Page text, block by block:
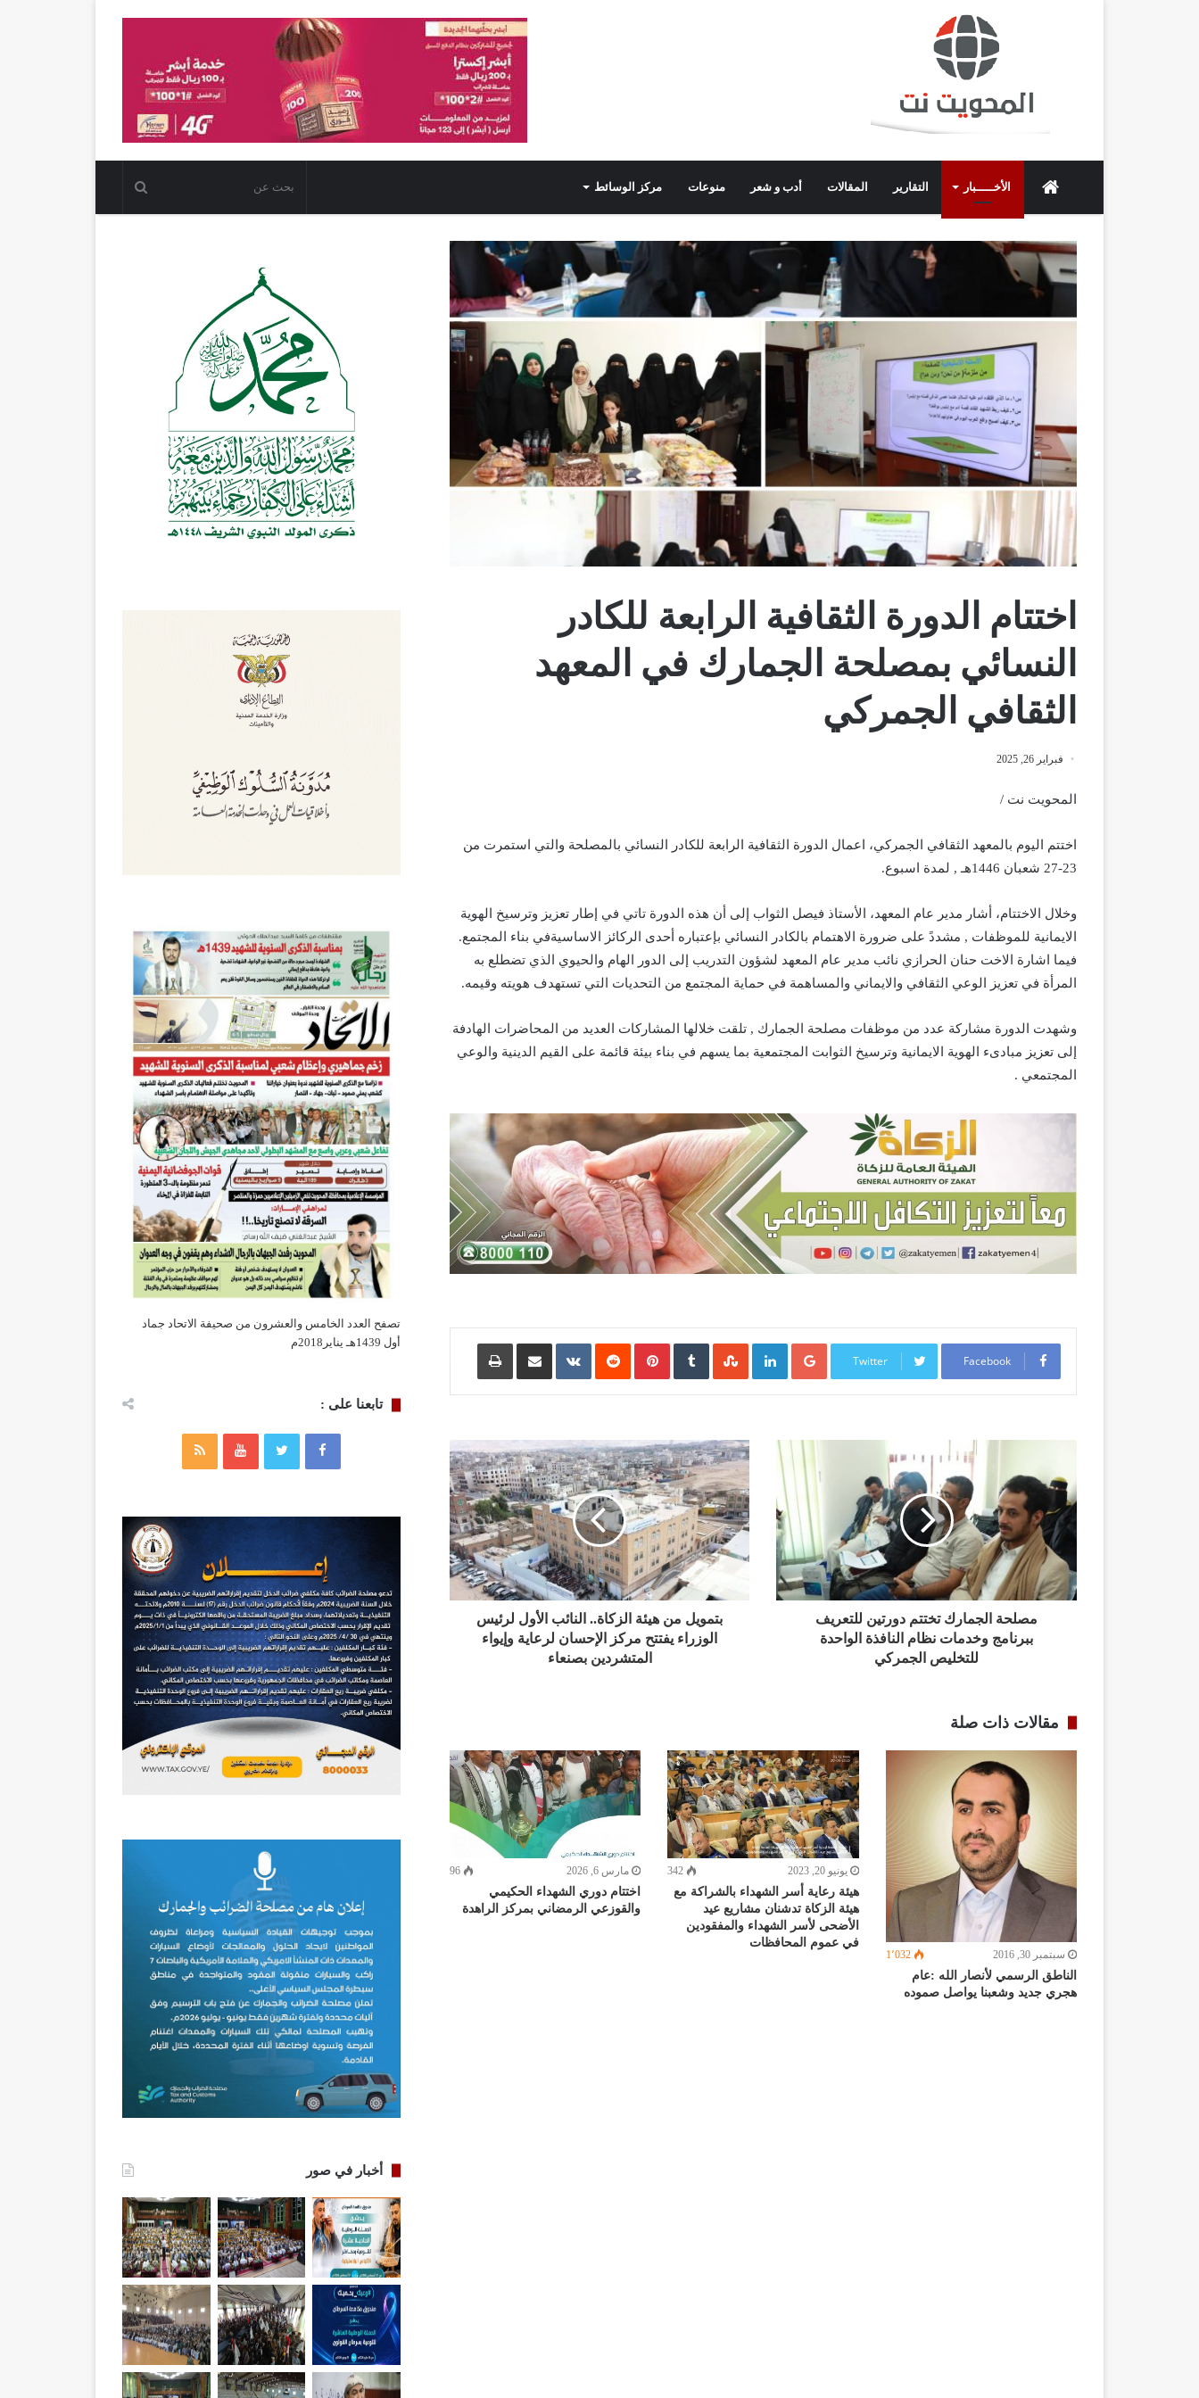
الرئيسيةالأخـــــبار التقارير المقالات أدب و شعر منوعات مركز الوسائط
اختتام الدورة الثقافية الرابعة للكادر
النسائي بمصلحة الجمارك في المعهد
الثقافي الجمركي
فبراير 26, 2025
المحويت نت /
اختتم اليوم بالمعهد الثقافي الجمركي، اعمال الدورة الثقافية الرابعة للكادر النسائي بالمصلحة والتي استمرت من
23-27 شعبان 1446هـ , لمدة اسبوع.
وخلال الاختتام، أشار مدير عام المعهد، الأستاذ فيصل الثواب إلى أن هذه الدورة تاتي في إطار تعزيز وترسيخ الهوية
الايمانية للموظفات , مشددً على ضرورة الاهتمام بالكادر النسائي بإعتباره أحدى الركائز الاساسيةفي بناء المجتمع.
فيما اشارة الاخت حنان الحرازي نائب مدير عام المعهد لشؤون التدريب إلى الدور الهام والحيوي الذي تضطلع به
المرأة في تعزيز الوعي الثقافي والايماني والمساهمة في حماية المجتمع من التحديات التي تستهدف هويته وقيمه.
وشهدت الدورة مشاركة عدد من موظفات مصلحة الجمارك , تلقت خلالها المشاركات العديد من المحاضرات الهادفة
إلى تعزيز مبادىء الهوية الايمانية وترسيخ الثوابت المجتمعية بما يسهم في بناء بيئة قائمة على القيم الدينية والوعي
المجتمعي .
Facebook
Twitter
Google+
LinkedIn
‏StumbleUpon
‏VKontakte مشاركة عبر البريد
مصلحة الجمارك تختتم دورتين للتعريف
ببرنامج وخدمات نظام النافذة الواحدة
للتخليص الجمركي
بتمويل من هيئة الزكاة.. النائب الأول لرئيس
الوزراء يفتتح مركز الإحسان لرعاية وإيواء
المتشردين بصنعاء
مقالات ذات صلة
سبتمبر 30, 2016 1٬032
الناطق الرسمي لأنصار الله :عام
هجري جديد وشعبنا يواصل صموده
يونيو 20, 2023 342
هيئة رعاية أسر الشهداء بالشراكة مع
هيئة الزكاة تدشنان مشاريع عيد
الأضحى لأسر الشهداء والمفقودين
في عموم المحافظات
مارس 6, 2026 96
اختتام دوري الشهداء الحكيمي
والقوزعي الرمضاني بمركز الراهدة
تصفح العدد الخامس والعشرون من صحيفة الاتحاد جماد
أول 1439هـ يناير2018م
تابعنا على :
أخبار في صور